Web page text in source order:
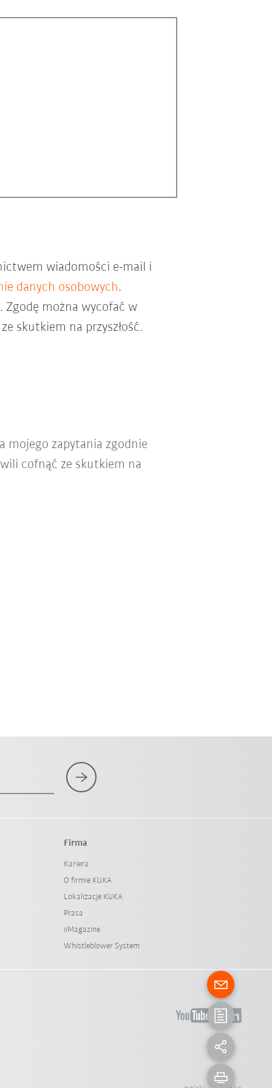
wiadomości e-mail i
danych osobowych.
można wycofać w
ze skutkiem na przyszłość.
mojego zapytania zgodnie
cofnąć ze skutkiem na
Firma
Kariera
O firmie KUKA
Lokalizacje KUKA
Prasa
iiMagazine
Whistleblower System